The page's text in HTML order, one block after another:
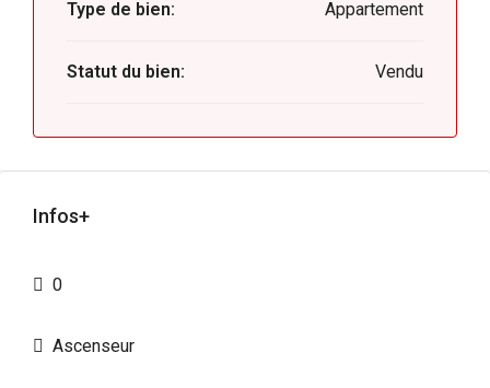
Type de bien: Appartement
Statut du bien: Vendu
Infos+
0
Ascenseur